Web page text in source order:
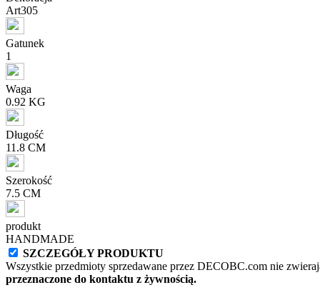
Art305
Gatunek
1
Waga
0.92 KG
Długość
11.8 CM
Szerokość
7.5 CM
produkt
HANDMADE
SZCZEGÓŁY PRODUKTU
Wszystkie przedmioty sprzedawane przez DECOBC.com nie
przeznaczone do kontaktu z żywnością.